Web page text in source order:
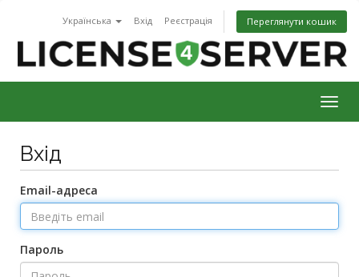
Українська Вхід Реєстрація Переглянути кошик
Вхід
Email-адреса
Пароль